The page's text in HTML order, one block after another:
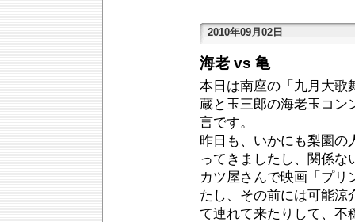
2010年09月02日
海老 vs 亀
本日は南座の「九月大
蔵と玉三郎の海老玉コン
言です。
昨日も、いかにも梨園の
ってきましたし、関係な
カツ屋さんで映画「プリ
たし、その前には可能涼
て連れて来たりして、不